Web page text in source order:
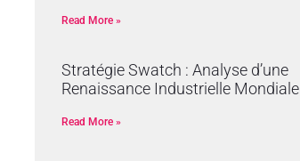
Read More »
Stratégie Swatch : Analyse d’une
Renaissance Industrielle Mondiale
Read More »